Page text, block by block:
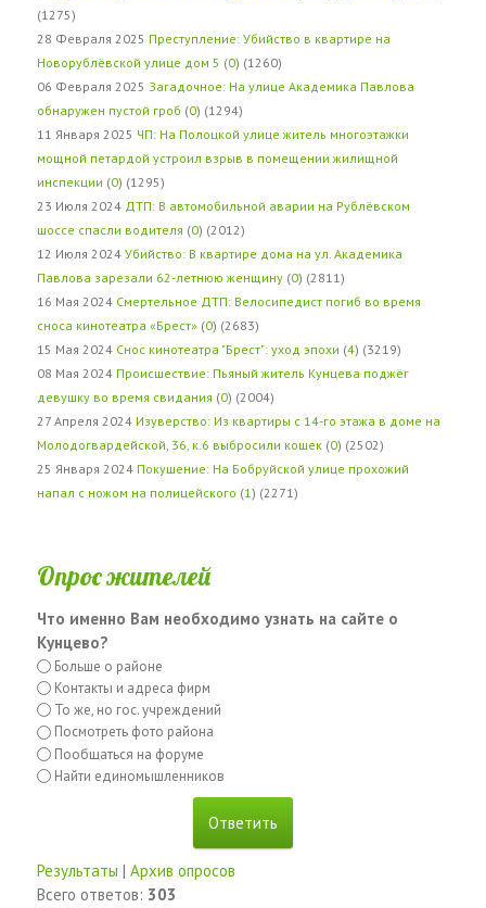
(1275)
28 Февраля 2025 Преступление: Убийство в квартире на
Новорублёвской улице дом 5 (0) (1260)
06 Февраля 2025 Загадочное: На улице Академика Павлова
обнаружен пустой гроб (0) (1294)
11 Января 2025 ЧП: На Полоцкой улице житель многоэтажки
мощной петардой устроил взрыв в помещении жилищной
инспекции (0) (1295)
23 Июля 2024 ДТП: В автомобильной аварии на Рублёвском
шоссе спасли водителя (0) (2012)
12 Июля 2024 Убийство: В квартире дома на ул. Академика
Павлова зарезали 62-летнюю женщину (0) (2811)
16 Мая 2024 Смертельное ДТП: Велосипедист погиб во время
сноса кинотеатра «Брест» (0) (2683)
15 Мая 2024 Снос кинотеатра "Брест": уход эпохи (4) (3219)
08 Мая 2024 Происшествие: Пьяный житель Кунцева поджёг
девушку во время свидания (0) (2004)
27 Апреля 2024 Изуверство: Из квартиры с 14-го этажа в доме на
Молодогвардейской, 36, к.6 выбросили кошек (0) (2502)
25 Января 2024 Покушение: На Бобруйской улице прохожий
напал с ножом на полицейского (1 ) (2271)
Опрос жителей
Что именно Вам необходимо узнать на сайте о
Кунцево?
Больше о районе
Контакты и адреса фирм
То же, но гос. учреждений
Посмотреть фото района
Пообщаться на форуме
Найти единомышленников
Результаты | Архив опросов
Всего ответов: 303